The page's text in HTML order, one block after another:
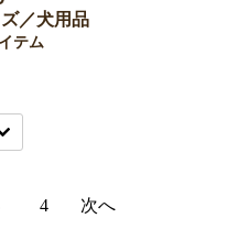
／犬用品
テム
4 次へ